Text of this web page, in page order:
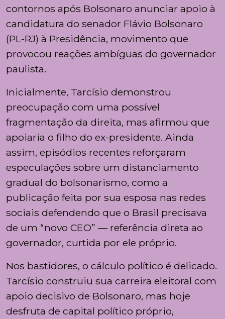
contornos após Bolsonaro anunciar apoio à
candidatura do senador Flávio Bolsonaro
(PL-RJ) à Presidência, movimento que
provocou reações ambíguas do governador
paulista.
Inicialmente, Tarcísio demonstrou
preocupação com uma possível
fragmentação da direita, mas afirmou que
apoiaria o filho do ex-presidente. Ainda
assim, episódios recentes reforçaram
especulações sobre um distanciamento
gradual do bolsonarismo, como a
publicação feita por sua esposa nas redes
sociais defendendo que o Brasil precisava
de um “novo CEO” — referência direta ao
governador, curtida por ele próprio.
Nos bastidores, o cálculo político é delicado.
Tarcísio construiu sua carreira eleitoral com
apoio decisivo de Bolsonaro, mas hoje
desfruta de capital político próprio,